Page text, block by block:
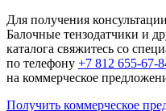
Для получения
Балочные тензодатчики и
каталога свяжитесь со
по телефону +7 812 655-67-
на коммерческое
Получить коммерческое